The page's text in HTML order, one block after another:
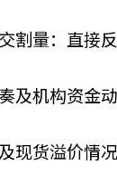
割量：直接
及机构资金
现货溢价情